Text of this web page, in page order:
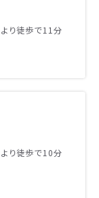
り徒歩で11分
り徒歩で10分